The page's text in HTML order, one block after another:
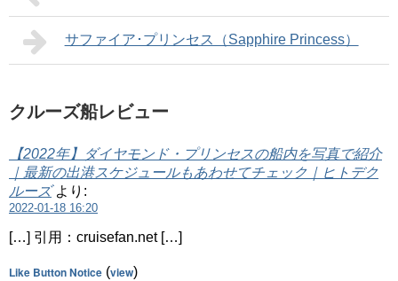
サファイア･プリンセス（Sapphire Princess）
クルーズ船レビュー
【2022年】ダイヤモンド・プリンセスの船内を写真で紹介
｜最新の出港スケジュールもあわせてチェック｜ヒトデク
ルーズ より:
2022-01-18 16:20
[…] 引用：cruisefan.net […]
Like Button Notice (view)